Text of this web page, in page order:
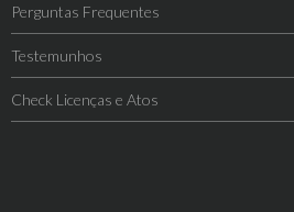
Perguntas Frequentes
Testemunhos
Check Licenças e Atos